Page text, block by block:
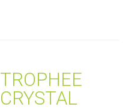
TROPHEE
CRYSTAL